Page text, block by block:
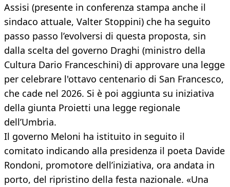
Assisi (presente in conferenza stampa anche il
sindaco attuale, Valter Stoppini) che ha seguito
passo passo l’evolversi di questa proposta, sin
dalla scelta del governo Draghi (ministro della
Cultura Dario Franceschini) di approvare una legge
per celebrare l'ottavo centenario di San Francesco,
che cade nel 2026. Si è poi aggiunta su iniziativa
della giunta Proietti una legge regionale
dell’Umbria.
Il governo Meloni ha istituito in seguito il
comitato indicando alla presidenza il poeta Davide
Rondoni, promotore dell’iniziativa, ora andata in
porto, del ripristino della festa nazionale. «Una